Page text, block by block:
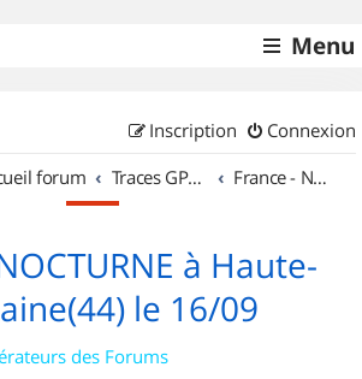
Menu
Connexion
Inscription
forum Traces GPS de randos VTT France - Nord Ouest
à Haute-
le 16/09
des Forums